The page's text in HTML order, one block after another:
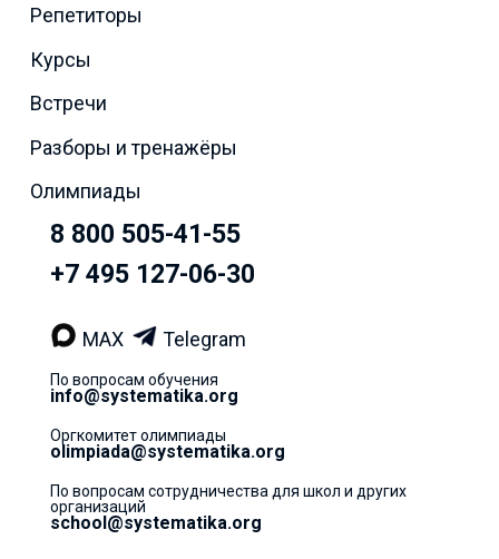
Репетиторы
Курсы
Встречи
Разборы и тренажёры
Олимпиады
8 800 505-41-55
+7 495 127-06-30
MAX Telegram
По вопросам обучения
info@systematika.org
Оргкомитет олимпиады
olimpiada@systematika.org
По вопросам сотрудничества для школ и других
организаций
school@systematika.org